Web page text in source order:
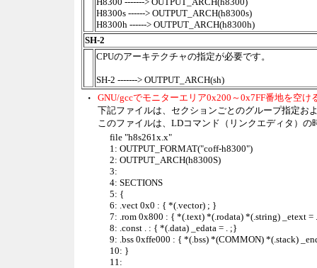
H8300s ------> OUTPUT_ARCH(h8300s)
H8300h ------> OUTPUT_ARCH(h8300h)
SH-2
CPUのアーキテクチャの指定が必要です。
SH-2 -------> OUTPUT_ARCH(sh)
・
GNU/gccでモニターエリア0x200～0x7FF番地を空
下記ファイルは、セクションごとのグループ指定お
このファイルは、LDコマンド（リンクエディタ）の
file "h8s261x.x"
1: OUTPUT_FORMAT("coff-h8300")
2: OUTPUT_ARCH(h8300S)
3:
4: SECTIONS
5: {
6: .vect 0x0 : { *(.vector) ; }
7: .rom 0x800 : { *(.text) *(.rodata) *(.string) _etext =
8: .const . : { *(.data) _edata = . ;}
9: .bss 0xffe000 : { *(.bss) *(COMMON) *(.stack)
10: }
11: